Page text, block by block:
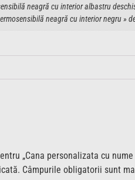
neagră cu interior albastru
neagră cu interior negru »
„Cana personalizata cu
Câmpurile obligatorii sunt